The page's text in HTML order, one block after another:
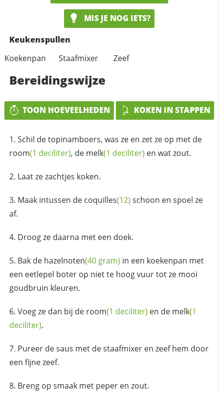
MIS JE NOG IETS?
Keukenspullen
Koekenpan
Staafmixer Zeef
Bereidingswijze
TOON HOEVEELHEDEN KOKEN IN STAPPEN
Schil de topinamboers, was ze en zet ze op met de
room(1 deciliter), de melk(1 deciliter) en wat zout.
Laat ze zachtjes koken.
Maak intussen de coquilles(12) schoon en spoel ze
af.
Droog ze daarna met een doek.
Bak de hazelnoten(40 gram) in een koekenpan met
een eetlepel boter op niet te hoog vuur tot ze mooi
goudbruin kleuren.
Voeg ze dan bij de room(1 deciliter) en de melk(1
deciliter).
Pureer de saus met de staafmixer en zeef hem door
een fijne zeef.
Breng op smaak met peper en zout.